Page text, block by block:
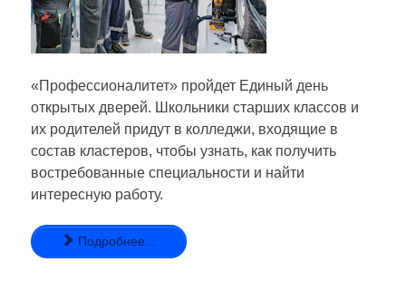
«Профессионалитет» пройдет Единый день
открытых дверей. Школьники старших классов и
их родителей придут в колледжи, входящие в
состав кластеров, чтобы узнать, как получить
востребованные специальности и найти
интересную работу.
Подробнее...